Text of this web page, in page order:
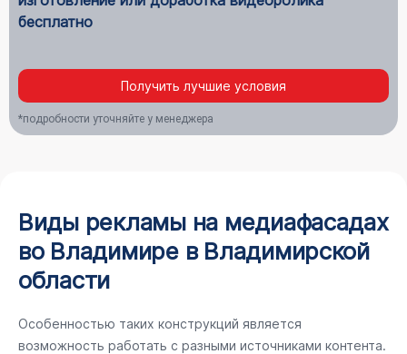
бесплатно
Получить лучшие условия
*подробности уточняйте у менеджера
Виды рекламы на медиафасадах
во Владимире в Владимирской
области
Особенностью таких конструкций является
возможность работать с разными источниками контента.